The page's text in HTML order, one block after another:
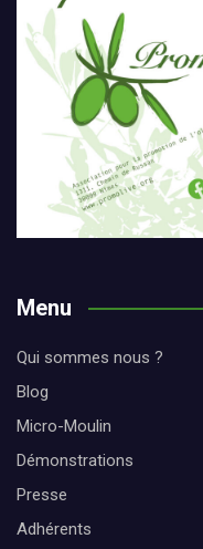
Menu
Qui sommes nous ?
Blog
Micro-Moulin
Démonstrations
Presse
Adhérents